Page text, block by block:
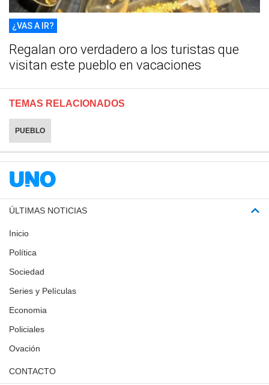
¿VAS A IR?
Regalan oro verdadero a los turistas que
visitan este pueblo en vacaciones
TEMAS RELACIONADOS
PUEBLO
ÚLTIMAS NOTICIAS
Inicio
Política
Sociedad
Series y Películas
Economia
Policiales
Ovación
CONTACTO